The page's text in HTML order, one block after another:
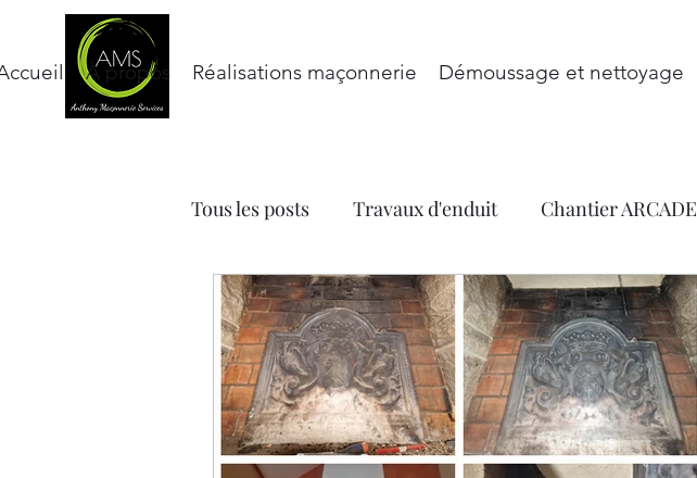
À propos Réalisations maçonnerie Démoussage et nettoyage
Tous les posts Travaux d'enduit Chantier ARCADE
Nettoyage toiture et façade Catégorie sans titre